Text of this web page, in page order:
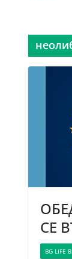
СЕ
BG LIFE